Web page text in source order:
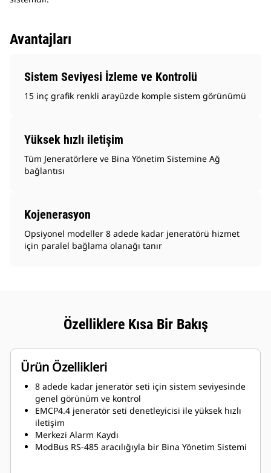
Avantajları
Sistem Seviyesi İzleme ve Kontrolü
15 inç grafik renkli arayüzde komple sistem görünümü
Yüksek hızlı iletişim
Tüm Jeneratörlere ve Bina Yönetim Sistemine Ağ
bağlantısı
Kojenerasyon
Opsiyonel modeller 8 adede kadar jeneratörü hizmet
için paralel bağlama olanağı tanır
Özelliklere Kısa Bir Bakış
Ürün Özellikleri
8 adede kadar jeneratör seti için sistem seviyesinde
genel görünüm ve kontrol
EMCP4.4 jeneratör seti denetleyicisi ile yüksek hızlı
iletişim
Merkezi Alarm Kaydı
ModBus RS-485 aracılığıyla bir Bina Yönetim Sistemi